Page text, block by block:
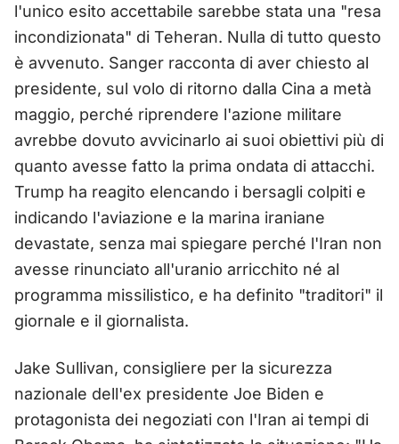
l'unico esito accettabile sarebbe stata una "resa
incondizionata" di Teheran. Nulla di tutto questo
è avvenuto. Sanger racconta di aver chiesto al
presidente, sul volo di ritorno dalla Cina a metà
maggio, perché riprendere l'azione militare
avrebbe dovuto avvicinarlo ai suoi obiettivi più di
quanto avesse fatto la prima ondata di attacchi.
Trump ha reagito elencando i bersagli colpiti e
indicando l'aviazione e la marina iraniane
devastate, senza mai spiegare perché l'Iran non
avesse rinunciato all'uranio arricchito né al
programma missilistico, e ha definito "traditori" il
giornale e il giornalista.
Jake Sullivan, consigliere per la sicurezza
nazionale dell'ex presidente Joe Biden e
protagonista dei negoziati con l'Iran ai tempi di